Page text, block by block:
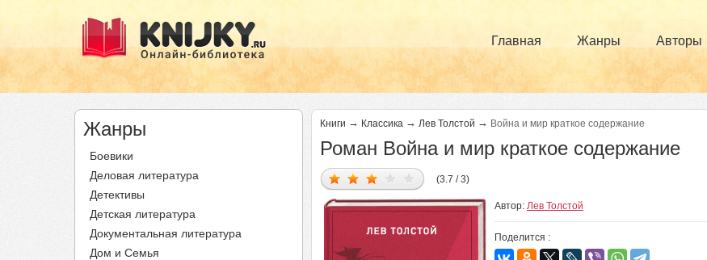
Главная Жанры Авторы
Жанры
Боевики
Деловая литература
Детективы
Детская литература
Документальная литература
Дом и Семья
Книги → Классика → Лев Толстой → Война и мир краткое содержание
Роман Война и мир краткое содержание
(3.7 / 3)
Автор: Лев Толстой
Поделится :